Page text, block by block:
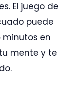
El juego de
puede
minutos en
mente y te